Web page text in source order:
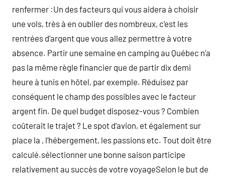
renfermer :Un des facteurs qui vous aidera à choisir
une vols, très à en oublier des nombreux, c’est les
rentrées d’argent que vous allez permettre à votre
absence. Partir une semaine en camping au Québec n’a
pas la même règle financier que de partir dix demi
heure à tunis en hôtel, par exemple. Réduisez par
conséquent le champ des possibles avec le facteur
argent fin. De quel budget disposez-vous ? Combien
coûterait le trajet ? Le spot d’avion, et également sur
place la , l’hébergement, les passions etc. Tout doit être
calculé.sélectionner une bonne saison participe
relativement au succès de votre voyageSelon le but de